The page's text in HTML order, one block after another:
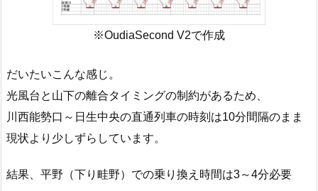
※OudiaSecond V2で作成
だいたいこんな感じ。
光風台と山下の離合タイミングの制約があるため、
川西能勢口～日生中央の直通列車の時刻は10分間隔のまま
現状より少しずらしています。
結果、平野（下り畦野）での乗り換え時間は3～4分必要